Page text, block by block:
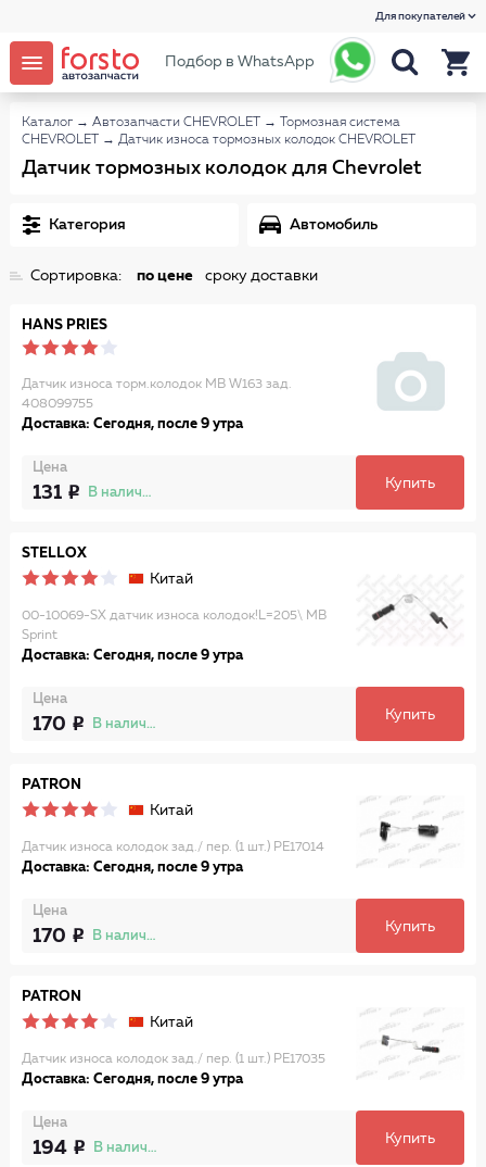
Для покупателей
Подбор в WhatsApp
Каталог → Автозапчасти CHEVROLET →
Тормозная система
CHEVROLET
→ Датчик износа тормозных колодок CHEVROLET
Датчик тормозных колодок для Chevrolet
Категория Автомобиль
Сортировка: по цене сроку доставки
HANS PRIES
Датчик износа торм.колодок MB W163 зад.
408099755
Доставка: Сегодня, после 9 утра
Цена
131 В наличии
Купить
STELLOX
Китай
00-10069-SX датчик износа колодок!L=205\ MB
Sprint
Доставка: Сегодня, после 9 утра
Цена
170 В наличии
Купить
PATRON
Китай
Датчик износа колодок зад./ пер. (1 шт.) PE17014
Доставка: Сегодня, после 9 утра
Цена
170 В наличии
Купить
PATRON
Китай
Датчик износа колодок зад./ пер. (1 шт.) PE17035
Доставка: Сегодня, после 9 утра
Цена
194 В наличии
Купить